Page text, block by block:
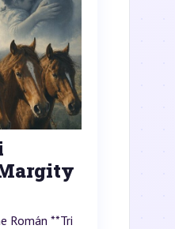
Román **Tri